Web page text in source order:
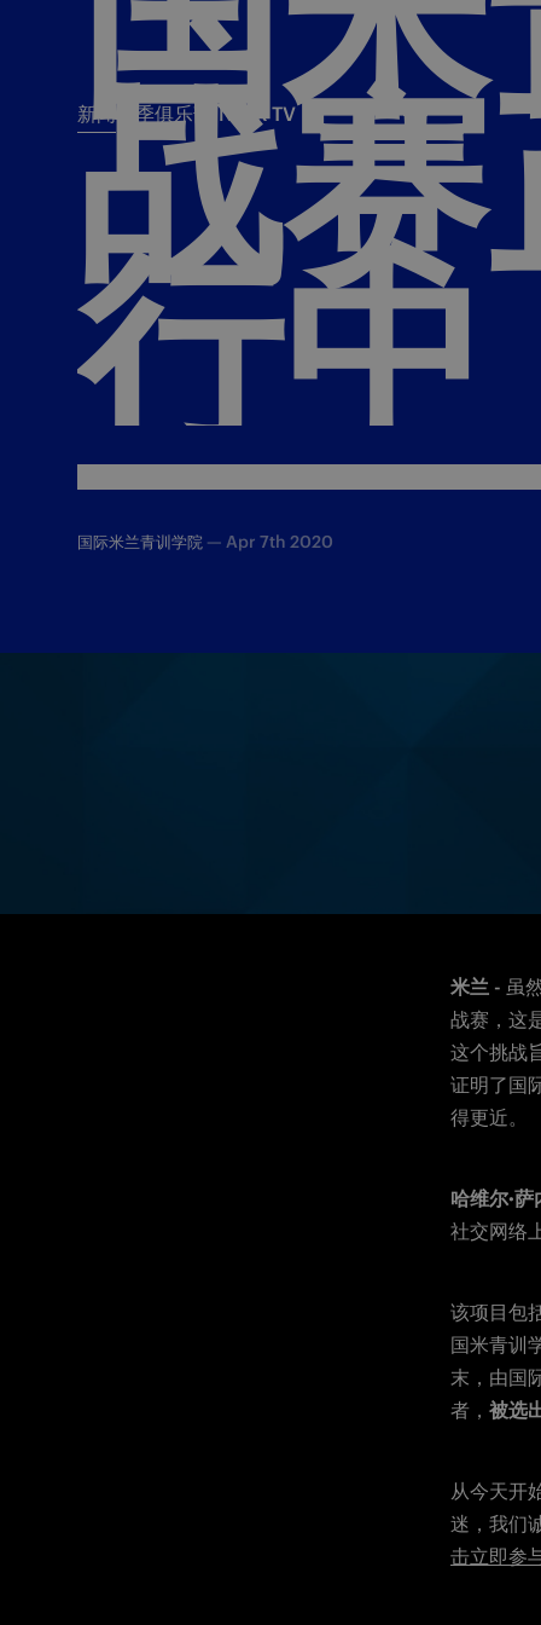
新闻
新闻 所有新闻
一线队
赛季
赛季 团队
赛程 赛果
俱乐部
俱乐
部
INTER TV
票务 Tickets
Season Pass
战赛
行中
国际米兰青训学院 — Apr 7th 2020
上周，国米青训学院挑战赛成为我们的球
米兰 - 虽
战赛 ， 这
这个挑战
证明了国
得更近。
哈维尔·萨
社交网络
该项目包
国米青训
末 ，由国
者， 被选
从今天开
迷 ， 我们
击立即参